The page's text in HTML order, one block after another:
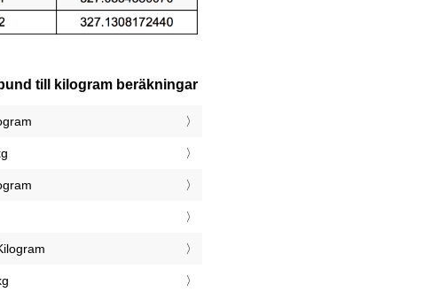
till kilogram beräkningar